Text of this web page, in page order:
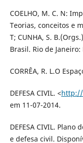
COELHO, M. C. N:
Teorias, conceitos e
T; CUNHA, S.
Brasil. Rio de
CORRÊA, R. L.O
DEFESA CIVIL. <
em 11-07-2014.
DEFESA CIVIL.
e defesa civil.